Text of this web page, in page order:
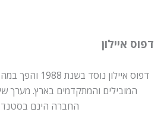
דפוס איילון
דפוס איילון
המובילים והמתקדמים בארץ. מערך
החברה הינם